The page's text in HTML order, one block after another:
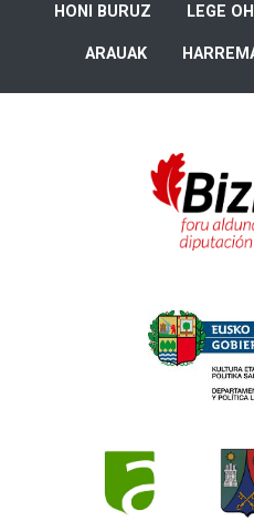
HONI BURUZ LEGE
ARAUAK